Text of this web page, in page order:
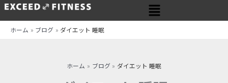
内
メ
ニ
ホーム ブログ ダイエット 睡眠
ホーム ブログ ダイエット 睡眠